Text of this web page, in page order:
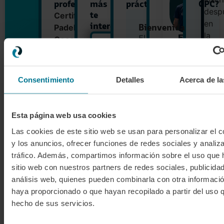
Consentimiento Detalles Acerca de
Esta página web usa cookies
Las cookies de este sitio web se usan para personalizar el
y los anuncios, ofrecer funciones de redes sociales y
tráfico. Además, compartimos información sobre el uso que
sitio web con nuestros partners de redes sociales,
análisis web, quienes pueden combinarla con otra
haya proporcionado o que hayan recopilado a partir del uso
hecho de sus servicios.
Ciudad:
profesional
Certified
Padel
Coach
curso
combina
online
y
presencial
en
pista
para
que,
más
te
interese
Pack
Premium
✓ Formación
online
✓ Formación
presencial
Welcome
práctica?
Bienvenida
El
la
Prácticas
en
pista
El
17
Fede
para
la
formación
presencial
podrá
estar
sujeto
cambios
CPC?
en
la
te
tu